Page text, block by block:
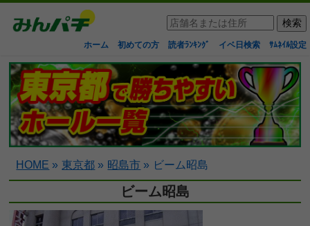
ホーム 初めての方 読者ﾗﾝｷﾝｸﾞ イベ日検索 ｻﾑﾈｲﾙ設定
HOME » 東京都 » 昭島市 » ビーム昭島
ビーム昭島